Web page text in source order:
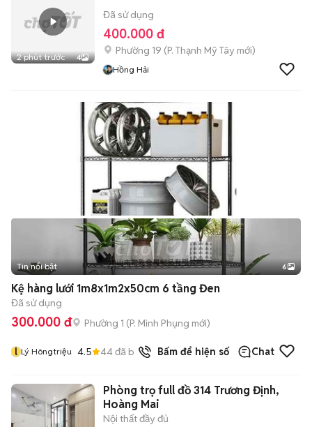
2 phút trước 4
Đã sử dụng
400.000 đ
Phường 19 (P. Thạnh Mỹ Tây mới)
Hồng Hải
+2
Tin nổi bật 6
Kệ hàng lưới 1m8x1m2x50cm 6 tầng Đen
Đã sử dụng
300.000 đ Phường 1 (P. Minh Phụng mới)
l Lý Hôngtriệu 4.5 44đã bán Bấm để hiện số Chat
Phòng trọ full đồ 314 Trương Định,
Hoàng Mai
Nội thất đầy đủ